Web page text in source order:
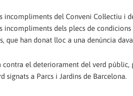
del Conveni Col·lectiu i
incompliments dels plecs de
que han donat lloc a una denúncia
contra el deteriorament del verd
signats a Parcs i Jardins de Barcelona.